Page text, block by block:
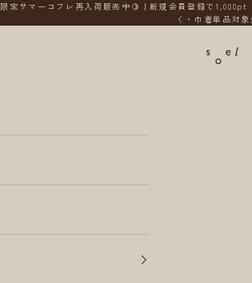
限定サマーコフレ再入荷販売中🍋｜新規会員登録で
く・巾着単品対象
soel